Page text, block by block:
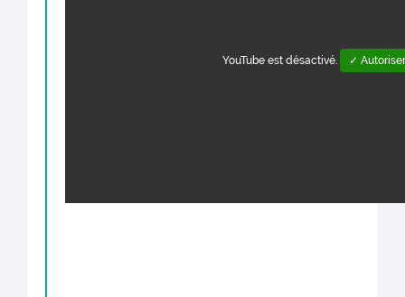
YouTube est désactivé. ✓ Autoriser